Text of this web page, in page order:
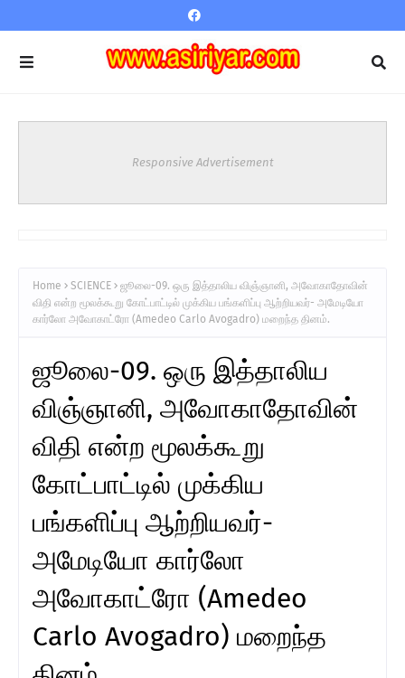
Responsive Advertisement
Home SCIENCE
ஜூலை-09. ஒரு இத்தாலிய விஞ்ஞானி, அவோகாதோவின்
விதி என்ற மூலக்கூறு கோட்பாட்டில் முக்கிய பங்களிப்பு ஆற்றியவர்- அமேடியோ
கார்லோ அவோகாட்ரோ (Amedeo Carlo Avogadro) மறைந்த தினம்.
ஜூலை-09. ஒரு இத்தாலிய
விஞ்ஞானி, அவோகாதோவின்
விதி என்ற மூலக்கூறு
கோட்பாட்டில் முக்கிய
பங்களிப்பு ஆற்றியவர்-
அமேடியோ கார்லோ
அவோகாட்ரோ (Amedeo
Carlo Avogadro) மறைந்த